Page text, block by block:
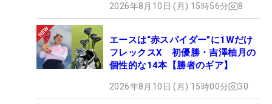
2026年8月10日 (月) 15時56分 8
エースは“赤スパイダー”に1Wだけ
フレックスX 初優勝・吉澤柚月の
個性的な14本【勝者のギア】
2026年8月10日 (月) 15時00分 30